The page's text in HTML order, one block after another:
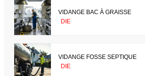
VIDANGE BAC À GRAISSE
DIE
VIDANGE FOSSE SEPTIQUE
DIE